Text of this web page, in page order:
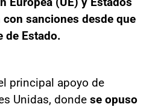
sanciones desde que
de Estado.
principal apoyo de
Unidas, donde se opuso